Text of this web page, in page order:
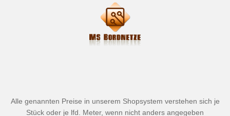
Alle genannten Preise in unserem Shopsystem verstehen sich je
Stück oder je lfd. Meter, wenn nicht anders angegeben